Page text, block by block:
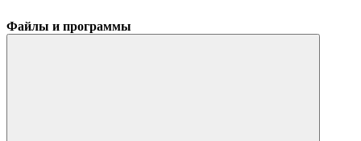
Файлы и программы